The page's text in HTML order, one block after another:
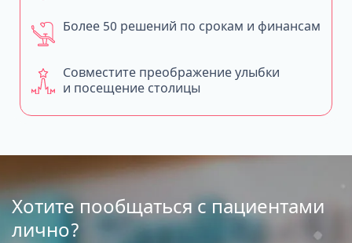
Совместите преображение улыбки
и посещение столицы
Более 50 решений по срокам и финансам
Хотите пообщаться с пациентами
лично?